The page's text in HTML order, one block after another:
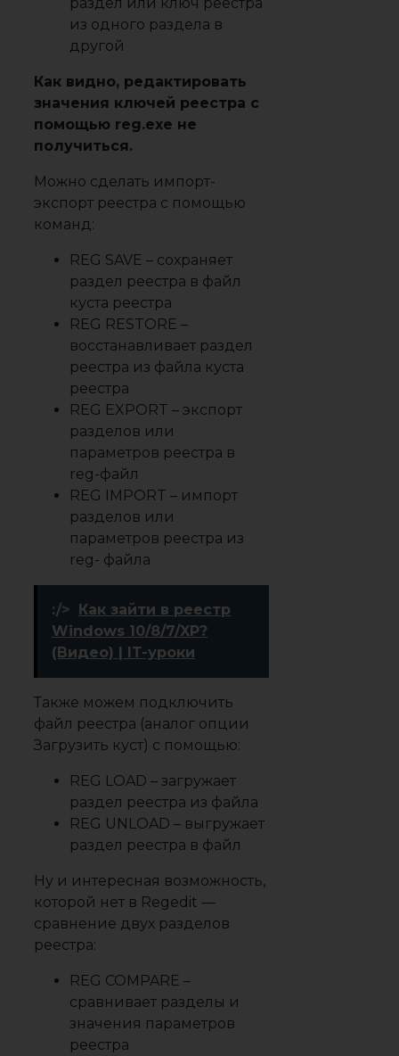
из одного раздела в
другой
Как видно, редактировать
значения ключей реестра с
помощью reg.exe не
получиться.
Можно сделать импорт-
экспорт реестра с помощью
команд:
REG SAVE – сохраняет
раздел реестра в файл
куста реестра
REG RESTORE –
восстанавливает раздел
реестра из файла куста
реестра
REG EXPORT – экспорт
разделов или
параметров реестра в
reg-файл
REG IMPORT – импорт
разделов или
параметров реестра из
reg- файла
:/>
Как зайти в реестр
Windows 10/8/7/XP?
(Видео) | IT-уроки
Также можем подключить
файл реестра (аналог опции
Загрузить куст) с помощью:
REG LOAD – загружает
раздел реестра из файла
REG UNLOAD – выгружает
раздел реестра в файл
Ну и интересная возможность,
которой нет в Regedit —
сравнение двух разделов
реестра:
REG COMPARE –
сравнивает разделы и
значения параметров
реестра